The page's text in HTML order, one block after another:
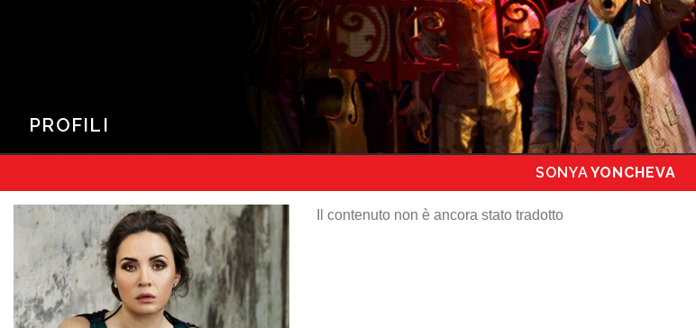
PROFILI
SONYAYONCHEVA
Il contenuto non è ancora stato tradotto